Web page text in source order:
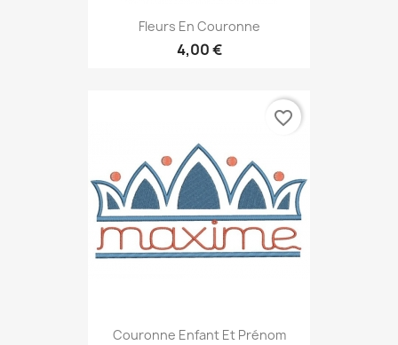
Fleurs En Couronne
4,00 €
Couronne Enfant Et Prénom
favorite_border